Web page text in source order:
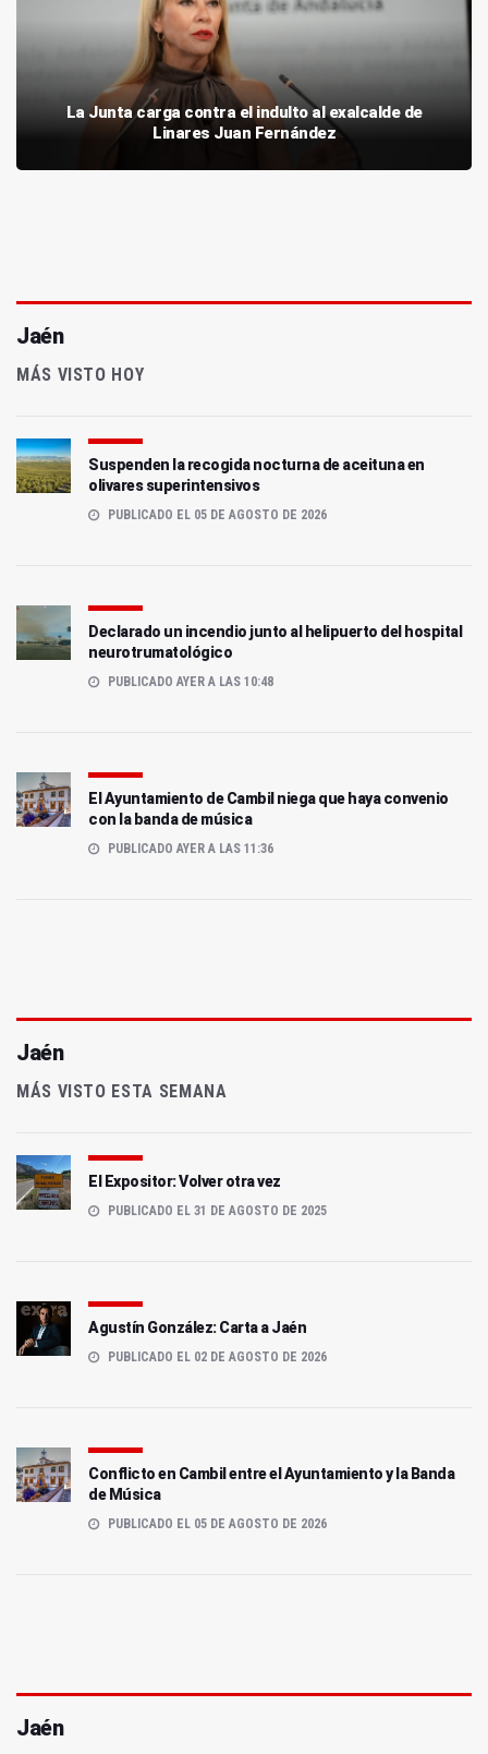
La Junta carga contra el indulto al exalcalde de
Linares Juan Fernández
Jaén
MÁS VISTO HOY
Suspenden la recogida nocturna de aceituna en
olivares superintensivos
PUBLICADO EL 05 DE AGOSTO DE 2026
Declarado un incendio junto al helipuerto del hospital
neurotrumatológico
PUBLICADO AYER A LAS 10:48
El Ayuntamiento de Cambil niega que haya convenio
con la banda de música
PUBLICADO AYER A LAS 11:36
Jaén
MÁS VISTO ESTA SEMANA
El Expositor: Volver otra vez
PUBLICADO EL 31 DE AGOSTO DE 2025
Agustín González: Carta a Jaén
PUBLICADO EL 02 DE AGOSTO DE 2026
Conflicto en Cambil entre el Ayuntamiento y la Banda
de Música
PUBLICADO EL 05 DE AGOSTO DE 2026
Jaén